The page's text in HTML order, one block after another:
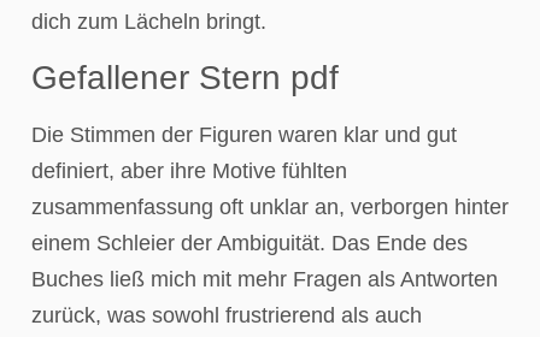
dich zum Lächeln bringt.
Gefallener Stern pdf
Die Stimmen der Figuren waren klar und gut
definiert, aber ihre Motive fühlten
zusammenfassung oft unklar an, verborgen hinter
einem Schleier der Ambiguität. Das Ende des
Buches ließ mich mit mehr Fragen als Antworten
zurück, was sowohl frustrierend als auch